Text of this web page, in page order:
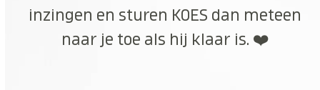
inzingen en sturen KOES dan meteen
naar je toe als hij klaar is. ❤️